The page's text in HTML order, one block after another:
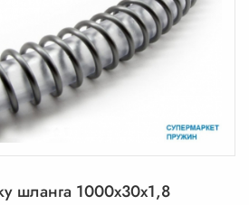
шланга 1000х30х1,8